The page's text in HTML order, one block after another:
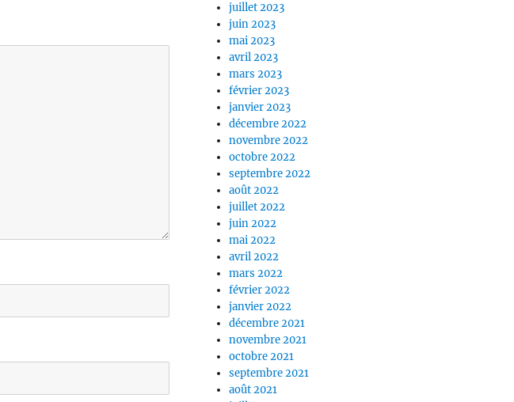
juillet 2023
juin 2023
mai 2023
avril 2023
mars 2023
février 2023
janvier 2023
décembre 2022
novembre 2022
octobre 2022
septembre 2022
août 2022
juillet 2022
juin 2022
mai 2022
avril 2022
mars 2022
février 2022
janvier 2022
décembre 2021
novembre 2021
octobre 2021
septembre 2021
août 2021